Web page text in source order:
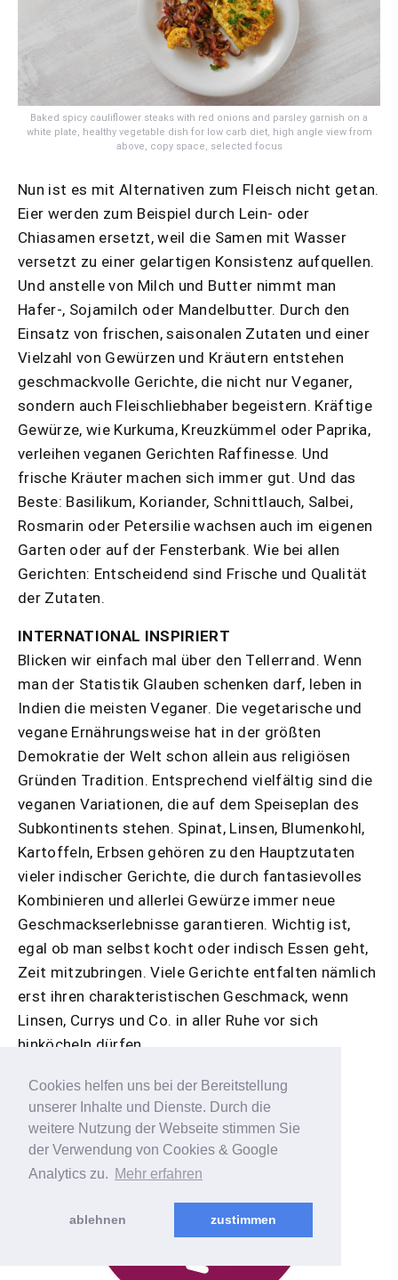
Cookies helfen uns bei der Bereitstellung
unserer Inhalte und Dienste. Durch die
weitere Nutzung der Webseite stimmen Sie
der Verwendung von Cookies & Google
Analytics zu. Mehr erfahren
ablehnen zustimmen
Baked spicy cauliflower steaks with red onions and parsley garnish on a
white plate, healthy vegetable dish for low carb diet, high angle view from
above, copy space, selected focus
Nun ist es mit Alternativen zum Fleisch nicht getan.
Eier werden zum Beispiel durch Lein- oder
Chiasamen ersetzt, weil die Samen mit Wasser
versetzt zu einer gelartigen Konsistenz aufquellen.
Und anstelle von Milch und Butter nimmt man
Hafer-, Sojamilch oder Mandelbutter. Durch den
Einsatz von frischen, saisonalen Zutaten und einer
Vielzahl von Gewürzen und Kräutern entstehen
geschmackvolle Gerichte, die nicht nur Veganer,
sondern auch Fleischliebhaber begeistern. Kräftige
Gewürze, wie Kurkuma, Kreuzkümmel oder Paprika,
verleihen veganen Gerichten Raffinesse. Und
frische Kräuter machen sich immer gut. Und das
Beste: Basilikum, Koriander, Schnittlauch, Salbei,
Rosmarin oder Petersilie wachsen auch im eigenen
Garten oder auf der Fensterbank. Wie bei allen
Gerichten: Entscheidend sind Frische und Qualität
der Zutaten.
INTERNATIONAL INSPIRIERT
Blicken wir einfach mal über den Tellerrand. Wenn
man der Statistik Glauben schenken darf, leben in
Indien die meisten Veganer. Die vegetarische und
vegane Ernährungsweise hat in der größten
Demokratie der Welt schon allein aus religiösen
Gründen Tradition. Entsprechend vielfältig sind die
veganen Variationen, die auf dem Speiseplan des
Subkontinents stehen. Spinat, Linsen, Blumenkohl,
Kartoffeln, Erbsen gehören zu den Hauptzutaten
vieler indischer Gerichte, die durch fantasievolles
Kombinieren und allerlei Gewürze immer neue
Geschmackserlebnisse garantieren. Wichtig ist,
egal ob man selbst kocht oder indisch Essen geht,
Zeit mitzubringen. Viele Gerichte entfalten nämlich
erst ihren charakteristischen Geschmack, wenn
Linsen, Currys und Co. in aller Ruhe vor sich
hinköcheln dürfen.